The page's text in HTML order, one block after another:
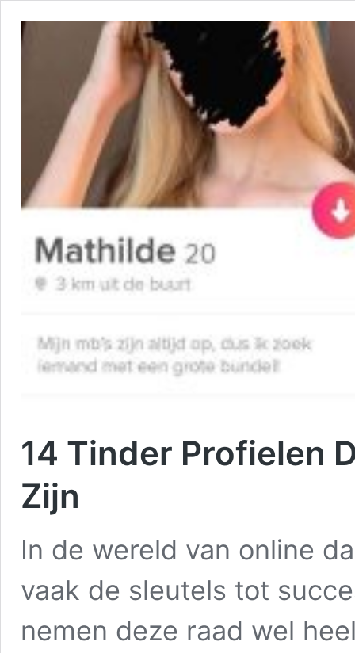
14 Tinder Profielen
Zijn
In de wereld van online
vaak de sleutels tot
nemen deze raad wel